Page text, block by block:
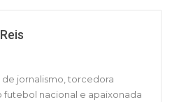
de jornalismo, torcedora
futebol nacional e apaixonada